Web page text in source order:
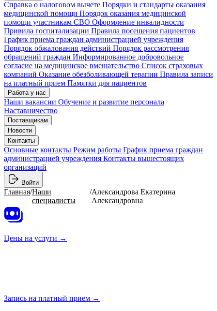
Справка о налоговом вычете Порядки и стандарты оказания
медицинской помощи Порядок оказания медицинской
помощи участникам СВО Оформление инвалидности
Привила госпитализации Правила посещения пациентов
График приема граждан администрацией учреждения
Порядок обжалования действий Порядок рассмотрения
обращений граждан Информированное добровольное
согласие на медицинское вмешательство Список страховых
компаний Оказание обезболивающей терапии Правила записи
на платный прием Памятки для пациентов
Работа у нас
Наши вакансии Обучение и развитие персонала
Наставничество
Поставщикам
Новости
Контакты
Основные контакты Режим работы График приема граждан
администрацией учреждения Контакты вышестоящих
организаций
Войти
Главная/Наши
специалисты
/Александрова Екатерина
Александровна
Цены на услуги →
Запись на платный прием →